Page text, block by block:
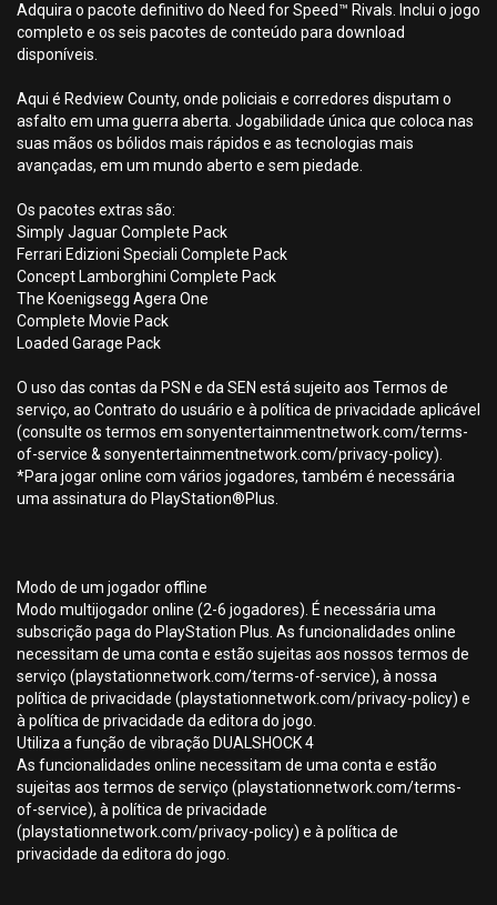
Adquira o pacote definitivo do Need for Speed™ Rivals. Inclui o jogo
completo e os seis pacotes de conteúdo para download
disponíveis.
Aqui é Redview County, onde policiais e corredores disputam o
asfalto em uma guerra aberta. Jogabilidade única que coloca nas
suas mãos os bólidos mais rápidos e as tecnologias mais
avançadas, em um mundo aberto e sem piedade.
Os pacotes extras são:
Simply Jaguar Complete Pack
Ferrari Edizioni Speciali Complete Pack
Concept Lamborghini Complete Pack
The Koenigsegg Agera One
Complete Movie Pack
Loaded Garage Pack
O uso das contas da PSN e da SEN está sujeito aos Termos de
serviço, ao Contrato do usuário e à política de privacidade aplicável
(consulte os termos em sonyentertainmentnetwork.com/terms-
of-service & sonyentertainmentnetwork.com/privacy-policy).
*Para jogar online com vários jogadores, também é necessária
uma assinatura do PlayStation®Plus.
Modo de um jogador offline
Modo multijogador online (2-6 jogadores). É necessária uma
subscrição paga do PlayStation Plus. As funcionalidades online
necessitam de uma conta e estão sujeitas aos nossos termos de
serviço (playstationnetwork.com/terms-of-service), à nossa
política de privacidade (playstationnetwork.com/privacy-policy) e
à política de privacidade da editora do jogo.
Utiliza a função de vibração DUALSHOCK 4
As funcionalidades online necessitam de uma conta e estão
sujeitas aos termos de serviço (playstationnetwork.com/terms-
of-service), à política de privacidade
(playstationnetwork.com/privacy-policy) e à política de
privacidade da editora do jogo.